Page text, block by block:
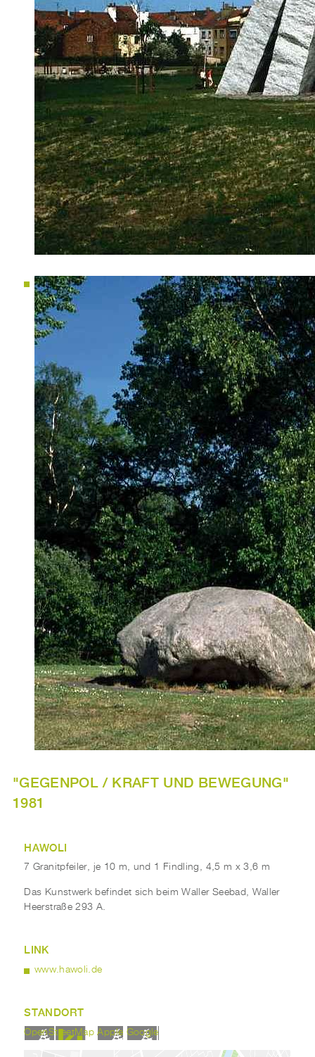
"GEGENPOL / KRAFT UND BEWEGUNG"
1981
HAWOLI
7 Granitpfeiler, je 10 m, und 1 Findling, 4,5 m x 3,6 m
Das Kunstwerk befindet sich beim Waller Seebad, Waller
Heerstraße 293 A.
LINK
www.hawoli.de
STANDORT
OpenStreetMap Apple Google